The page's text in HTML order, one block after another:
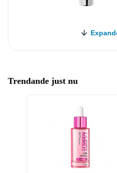
Trendande just nu